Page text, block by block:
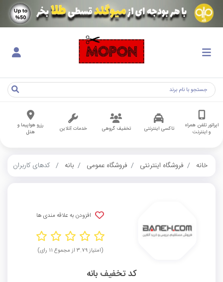
اپراتور تلفن همراه
و اینترنت
تاکسی اینترنتی تخفیف گروهی خدمات آنلاین
رزرو هواپیما و
هتل
خانه فروشگاه اینترنتی فروشگاه عمومی بانه کدهای کاربران
افزودن به علاقه مندی ها
(امتیاز ۳.۷۹ از مجموع ۱۱ رای)
کد تخفیف بانه